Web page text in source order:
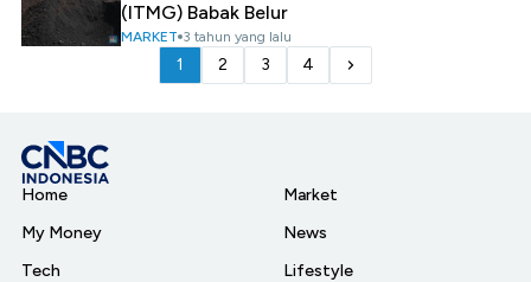
(ITMG) Babak Belur
MARKET 3 tahun yang lalu
1 2 3 4
Home
My Money
Tech
Market
News
Lifestyle